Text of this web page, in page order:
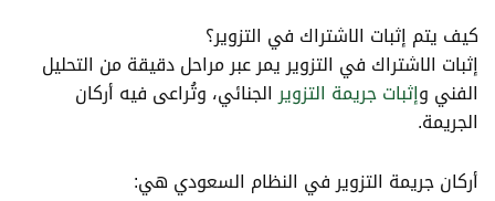
كيف يتم إثبات الاشتراك في التزوير؟
إثبات الاشتراك في التزوير يمر عبر مراحل دقيقة من التحليل
الفني وإثبات جريمة التزوير الجنائي، وتُراعى فيه أركان
الجريمة.
أركان جريمة التزوير في النظام السعودي هي: